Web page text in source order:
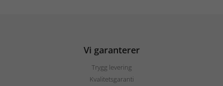
Vi garanterer
Trygg levering
Kvalitetsgaranti